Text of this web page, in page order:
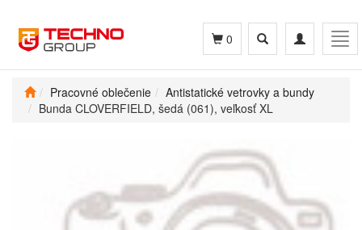
Toggle
navigation
Toggle
search
0
Pracovné oblečenie
Antistatické vetrovky a bundy
Bunda CLOVERFIELD, šedá (061), veľkosť XL